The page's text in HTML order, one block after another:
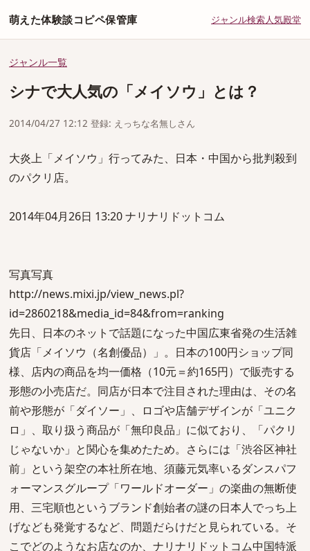
萌えた体験談コピペ保管庫 ジャンル検索人気殿堂
ジャンル一覧
シナで大人気の「メイソウ」とは？
2014/04/27 12:12 登録: えっちな名無しさん
大炎上「メイソウ」行ってみた、日本・中国から批判殺到
のパクリ店。
2014年04月26日 13:20 ナリナリドットコム
写真写真
http://news.mixi.jp/view_news.pl?
id=2860218&media_id=84&from=ranking
先日、日本のネットで話題になった中国広東省発の生活雑
貨店「メイソウ（名創優品）」。日本の100円ショップ同
様、店内の商品を均一価格（10元＝約165円）で販売する
形態の小売店だ。同店が日本で注目された理由は、その名
前や形態が「ダイソー」、ロゴや店舗デザインが「ユニク
ロ」、取り扱う商品が「無印良品」に似ており、「パクリ
じゃないか」と関心を集めたため。さらには「渋谷区神社
前」という架空の本社所在地、須藤元気率いるダンスパフ
ォーマンスグループ「ワールドオーダー」の楽曲の無断使
用、三宅順也というブランド創始者の謎の日本人でっち上
げなども発覚するなど、問題だらけだと見られている。そ
こでどのようなお店なのか、ナリナリドットコム中国特派